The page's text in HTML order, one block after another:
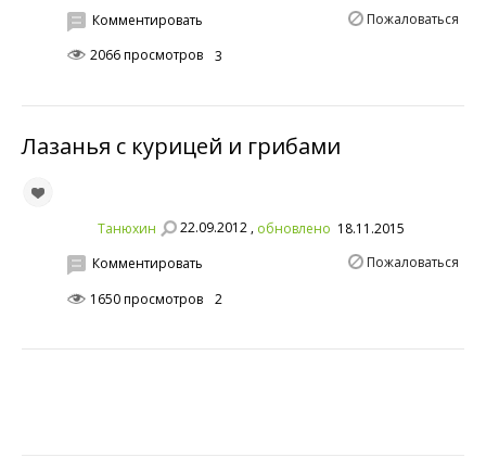
Пожаловаться
Комментировать
2066 просмотров
3
Лазанья с курицей и грибами
Танюхин 22.09.2012 , обновлено 18.11.2015
Пожаловаться
Комментировать
1650 просмотров
2